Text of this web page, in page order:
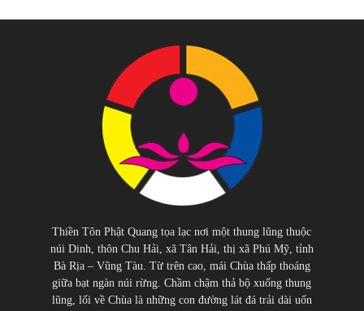
Thiền Tôn Phật Quang tọa lạc nơi một thung lũng thuộc
núi Dinh, thôn Chu Hải, xã Tân Hải, thị xã Phú Mỹ, tỉnh
Bà Rịa – Vũng Tàu. Từ trên cao, mái Chùa thấp thoáng
giữa bạt ngàn núi rừng. Chầm chậm thả bộ xuống thung
lũng, lối về Chùa là những con đường lát đá trải dài uốn